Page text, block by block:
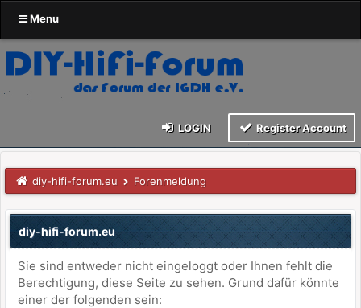
Menu
LOGIN Register Account
diy-hifi-forum.eu Forenmeldung
diy-hifi-forum.eu
Sie sind entweder nicht eingeloggt oder Ihnen fehlt die
Berechtigung, diese Seite zu sehen. Grund dafür könnte
einer der folgenden sein: